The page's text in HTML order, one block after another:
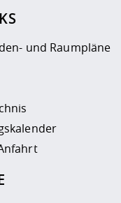
und Raumpläne